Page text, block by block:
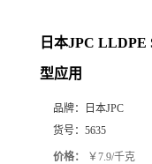
日本JPC LLDPE
型应用
品牌：
日本JPC
货号： 5635
价格： ￥7.9/千克